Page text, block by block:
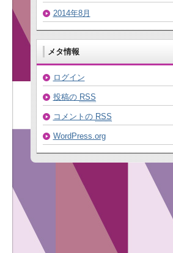
2014年8月
メタ情報
ログイン
投稿の RSS
コメントの RSS
WordPress.org